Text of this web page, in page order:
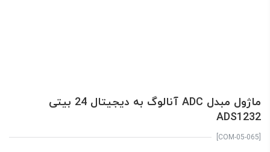
ماژول مبدل ADC آنالوگ به دیجیتال 24 بیتی
ADS1232